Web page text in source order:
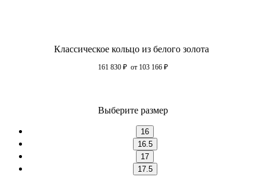
Классическое кольцо из белого золота
161 830 ₽ от 103 166 ₽
Выберите размер
16
16.5
17
17.5